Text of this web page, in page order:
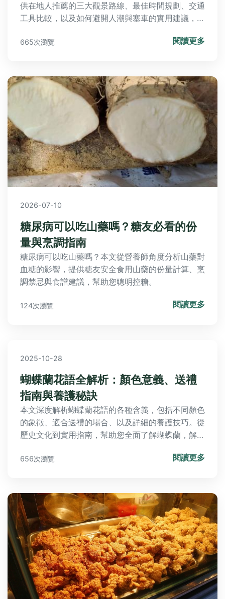
供在地人推薦的三大觀景路線、最佳時間規劃、交通
工具比較，以及如何避開人潮與塞車的實用建議，讓
665次瀏覽 閱讀更多
2026-07-10
糖尿病可以吃山藥嗎？糖友必看的份
量與烹調指南
糖尿病可以吃山藥嗎？本文從營養師角度分析山藥對
血糖的影響，提供糖友安全食用山藥的份量計算、烹
調禁忌與食譜建議，幫助您聰明控糖。
124次瀏覽 閱讀更多
2025-10-28
蝴蝶蘭花語全解析：顏色意義、送禮
指南與養護秘訣
本文深度解析蝴蝶蘭花語的各種含義，包括不同顏色
的象徵、適合送禮的場合、以及詳細的養護技巧。從
歷史文化到實用指南，幫助您全面了解蝴蝶蘭，解決
656次瀏覽 閱讀更多